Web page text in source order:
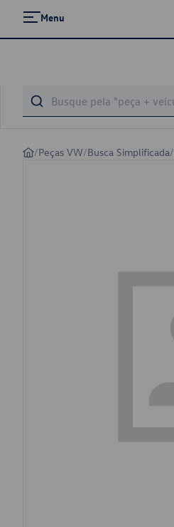
Menu
/Peças VW/Busca Simplificada/